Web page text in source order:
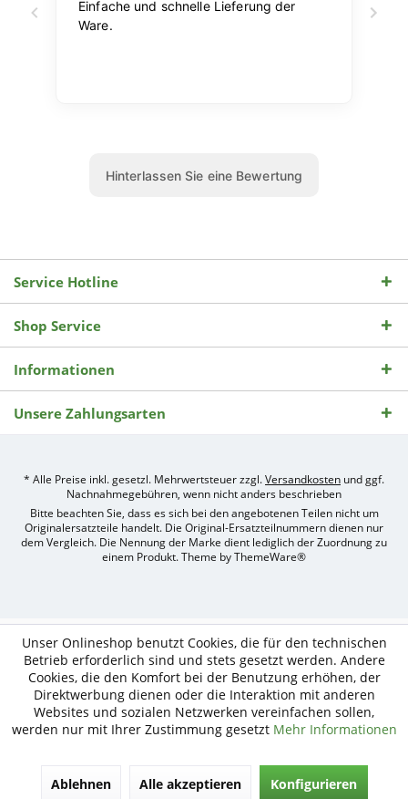
Service Hotline
Shop Service
Informationen
Unsere Zahlungsarten
* Alle Preise inkl. gesetzl. Mehrwertsteuer zzgl.Versandkosten und ggf.
Nachnahmegebühren, wenn nicht anders beschrieben
Bitte beachten Sie, dass es sich bei den angebotenen Teilen nicht um
Originalersatzteile handelt. Die Original-Ersatzteilnummern dienen nur
dem Vergleich. Die Nennung der Marke dient lediglich der Zuordnung zu
einem Produkt. Theme byThemeWare®
Shops
durch
nitio
mediasign,
Ihre
Unser Onlineshop benutzt Cookies, die für den technischen
Betrieb erforderlich sind und stets gesetzt werden. Andere
Cookies, die den Komfort bei der Benutzung erhöhen, der
Direktwerbung dienen oder die Interaktion mit anderen
Websites und sozialen Netzwerken vereinfachen sollen,
werden nur mit Ihrer Zustimmung gesetzt Mehr Informationen
Ablehnen Alle akzeptieren Konfigurieren